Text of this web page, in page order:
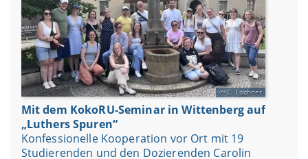
C. Lochner
Mit dem KokoRU-Seminar in Wittenberg auf
„Luthers Spuren“
Konfessionelle Kooperation vor Ort mit 19
Studierenden und den Dozierenden Carolin